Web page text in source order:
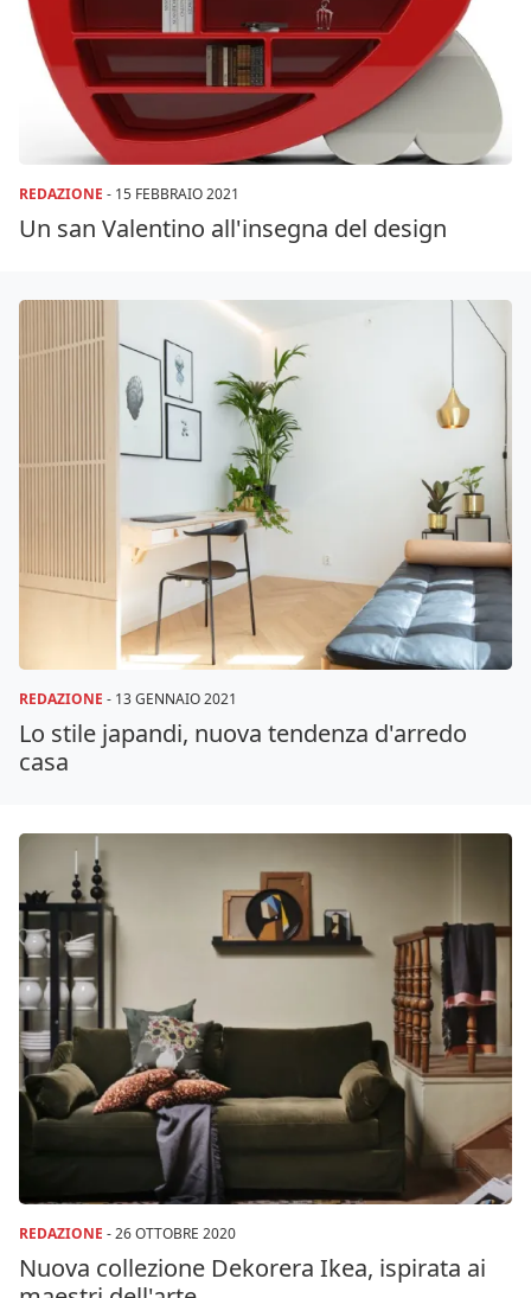
REDAZIONE - 15 FEBBRAIO 2021
Un san Valentino all'insegna del design
REDAZIONE - 13 GENNAIO 2021
Lo stile japandi, nuova tendenza d'arredo
casa
REDAZIONE -26 OTTOBRE 2020
Nuova collezione Dekorera Ikea, ispirata ai